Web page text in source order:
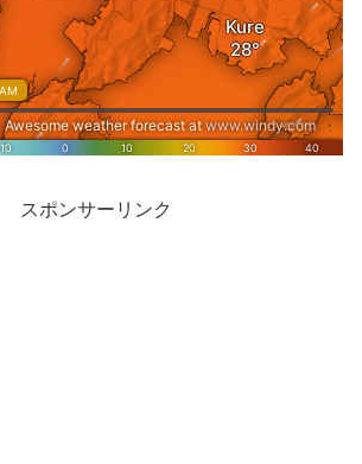
スポンサーリンク